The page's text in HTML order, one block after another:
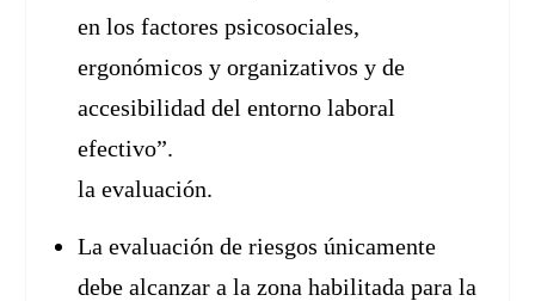
en los factores psicosociales,
ergonómicos y organizativos y de
accesibilidad del entorno laboral
efectivo”.
la evaluación.
La evaluación de riesgos únicamente
debe alcanzar a la zona habilitada para la